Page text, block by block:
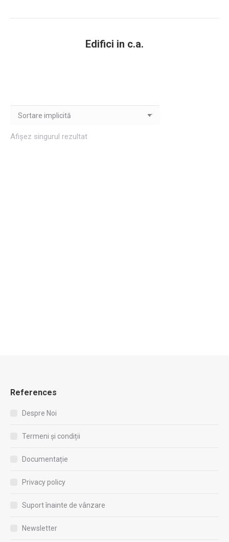
Edifici in c.a.
Afișez singurul rezultat
References
Despre Noi
Termeni și condiții
Documentație
Privacy policy
Suport înainte de vânzare
Newsletter